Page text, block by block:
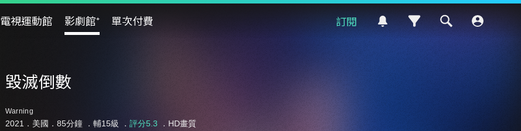
電視運動館 影劇館⁺ 單次付費 訂閱
毀滅倒數
Warning
2021．美國．85分鐘 ． 輔15級 ． 評分5.3 ．HD畫質